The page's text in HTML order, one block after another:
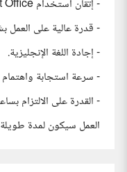
- إتقان استخدام Microsoft Office
- قدرة عالية على العمل
- إجادة اللغة الإنجليزية.
- سرعة استجابة واهتمام
- القدرة على الالتزام
العمل سيكون لمدة طويلة أكثر من 6 اشهر وسيتم الاتفاق على